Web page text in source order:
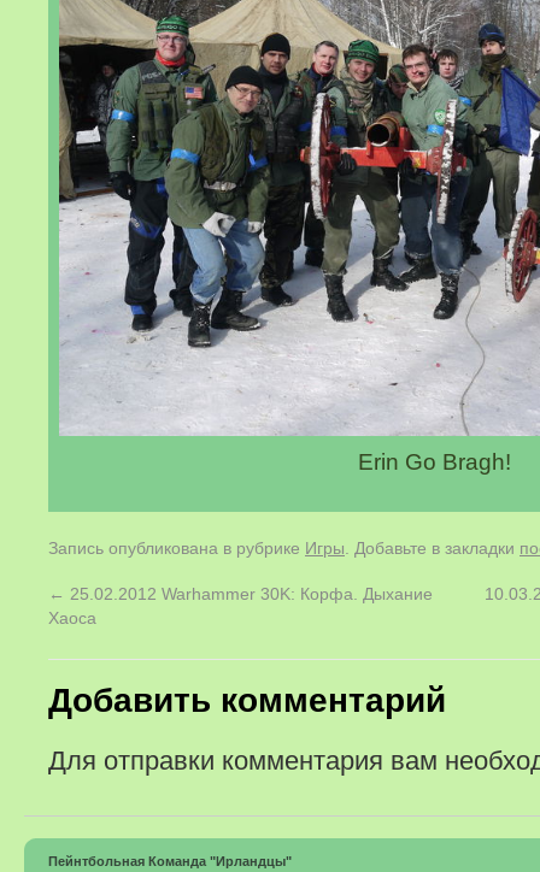
Erin Go Bragh!
Запись опубликована в рубрике Игры . Добавьте в закладки
← 25.02.2012 Warhammer 30K: Корфа. Дыхание
Хаоса
Добавить комментарий
Для отправки комментария вам
Пейнтбольная Команда "Ирландцы"